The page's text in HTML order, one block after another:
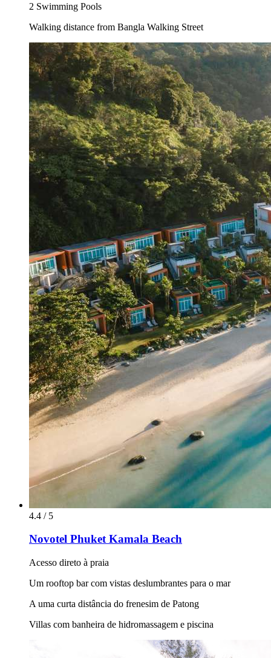
2 Swimming Pools
Walking distance from Bangla Walking Street
4.4 / 5
Novotel Phuket Kamala Beach
Acesso direto à praia
Um rooftop bar com vistas deslumbrantes para o mar
A uma curta distância do frenesim de Patong
Villas com banheira de hidromassagem e piscina